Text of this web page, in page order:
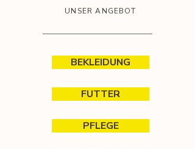
UNSER ANGEBOT
BEKLEIDUNG
FUTTER
PFLEGE